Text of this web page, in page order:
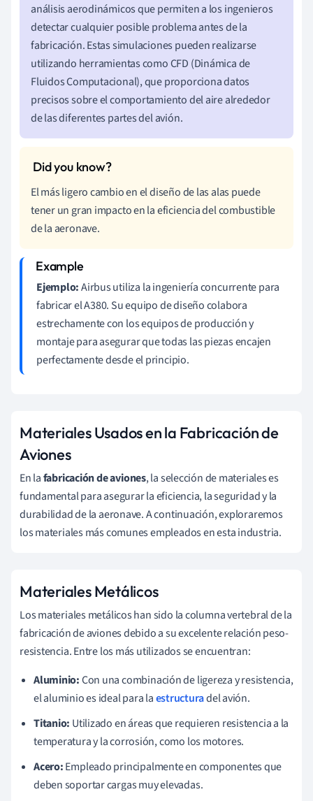
análisis aerodinámicos que permiten a los ingenieros
detectar cualquier posible problema antes de la
fabricación. Estas simulaciones pueden realizarse
utilizando herramientas como CFD (Dinámica de
Fluidos Computacional), que proporciona datos
precisos sobre el comportamiento del aire alrededor
de las diferentes partes del avión.
El más ligero cambio en el diseño de las alas puede
tener un gran impacto en la eficiencia del combustible
de la aeronave.
Ejemplo:Airbus utiliza la ingeniería concurrente para
fabricar el A380. Su equipo de diseño colabora
estrechamente con los equipos de producción y
montaje para asegurar que todas las piezas encajen
perfectamente desde el principio.
Materiales Usados en la Fabricación de
Aviones
En lafabricación de aviones, la selección de materiales es
fundamental para asegurar la eficiencia, la seguridad y la
durabilidad de la aeronave. A continuación, exploraremos
los materiales más comunes empleados en esta industria.
Materiales Metálicos
Los materiales metálicos han sido la columna vertebral de la
fabricación de aviones debido a su excelente relación peso-
resistencia. Entre los más utilizados se encuentran:
Aluminio:Con una combinación de ligereza y resistencia,
el aluminio es ideal para laestructuradel avión.
Titanio: Utilizado en áreas que requieren resistencia a la
temperatura y la corrosión, como los motores.
Acero:Empleado principalmente en componentes que
deben soportar cargas muy elevadas.